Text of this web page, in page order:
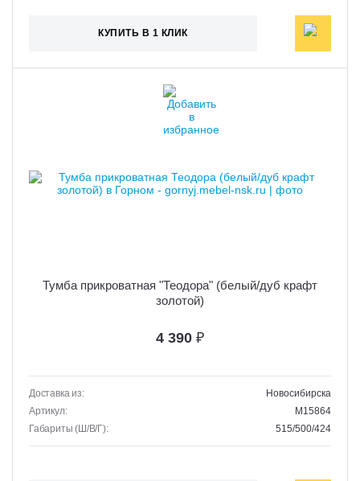
КУПИТЬ В 1 КЛИК
Тумба прикроватная "Теодора" (белый/дуб крафт
золотой)
4 390 ₽
Доставка из:
Новосибирска
Артикул:
M15864
Габариты (Ш/В/Г):
515/500/424